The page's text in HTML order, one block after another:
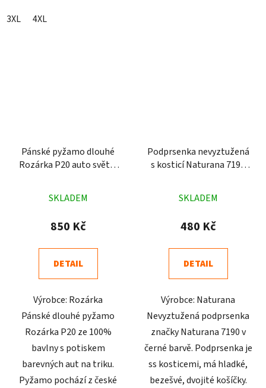
3XL 4XL
Pánské pyžamo dlouhé
Rozárka P20 auto světle
hodnocení
produktu
5,0
z
hvězdiček.
SKLADEM
850 Kč
DETAIL
Výrobce: Rozárka
Pánské dlouhé pyžamo
Rozárka P20 ze 100%
bavlny s potiskem
barevných aut na triku.
Pyžamo pochází z české
Podprsenka nevyztužená
s kosticí Naturana 7190
hodnocení
produktu
5,0
z
hvězdiček.
SKLADEM
480 Kč
DETAIL
Výrobce: Naturana
Nevyztužená podprsenka
značky Naturana 7190 v
černé barvě. Podprsenka je
ss kosticemi, má hladké,
bezešvé, dvojité košíčky.